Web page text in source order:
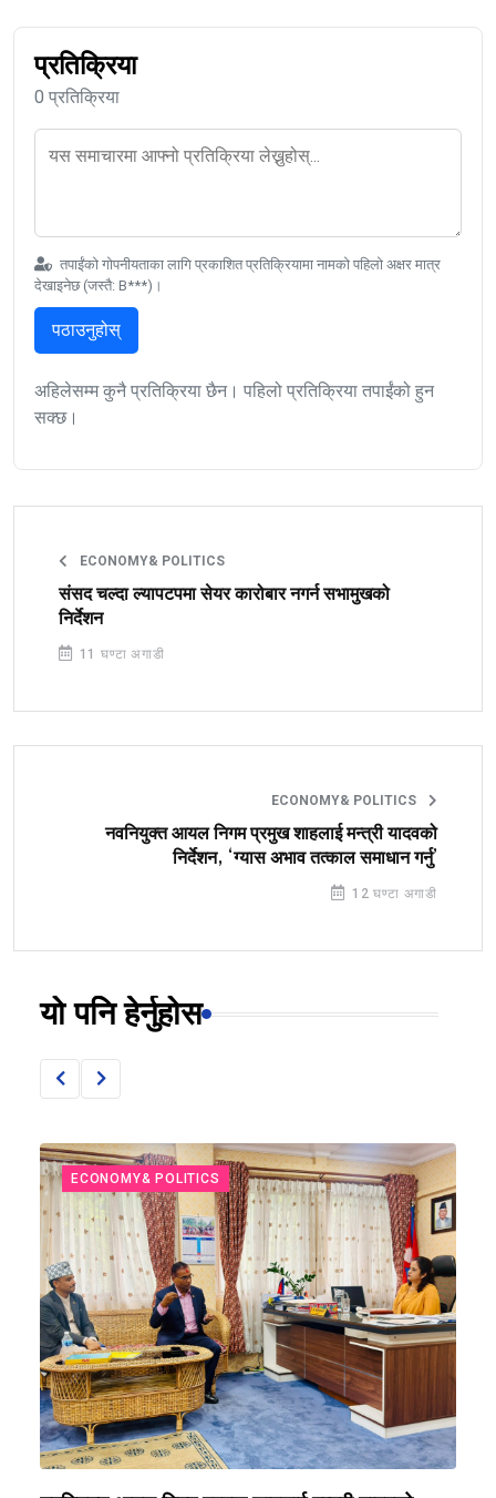
प्रतिक्रिया
0 प्रतिक्रिया
तपाईंको गोपनीयताका लागि प्रकाशित प्रतिक्रियामा नामको पहिलो अक्षर मात्र
देखाइनेछ (जस्तै: B***)।
पठाउनुहोस्
अहिलेसम्म कुनै प्रतिक्रिया छैन। पहिलो प्रतिक्रिया तपाईंको हुन
सक्छ।
ECONOMY& POLITICS
संसद चल्दा ल्यापटपमा सेयर कारोबार नगर्न सभामुखको
निर्देशन
11 घण्टा अगाडी
ECONOMY& POLITICS
नवनियुक्त आयल निगम प्रमुख शाहलाई मन्त्री यादवको
निर्देशन, ‘ग्यास अभाव तत्काल समाधान गर्नु’
12 घण्टा अगाडी
यो पनि हेर्नुहोस
ECONOMY& POLITICS